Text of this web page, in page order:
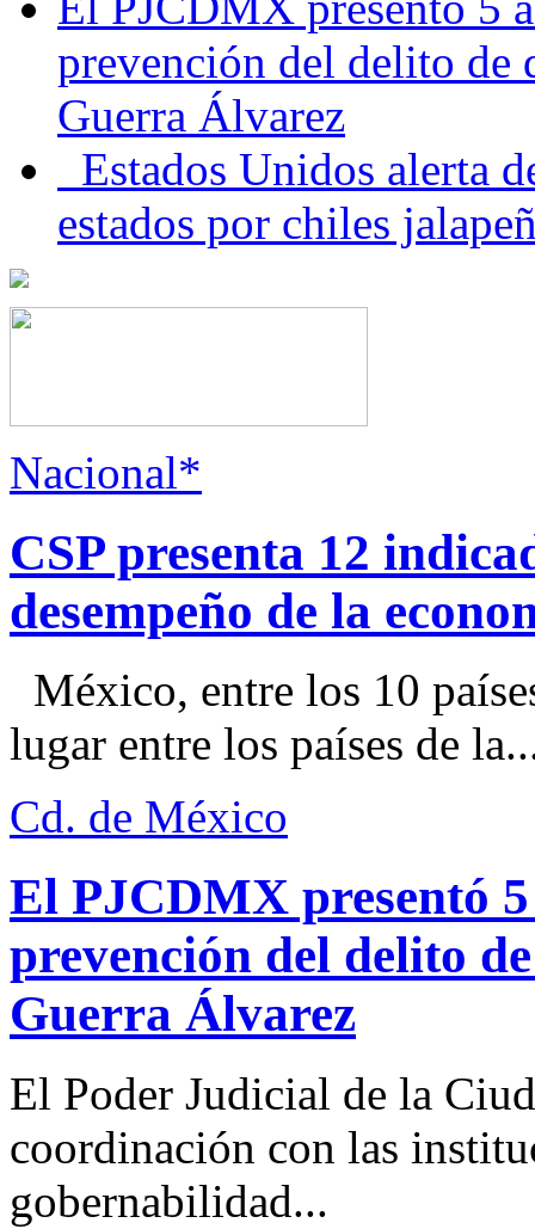
prevención del delito de
Guerra Álvarez
Estados Unidos alerta
estados por chiles
Nacional*
CSP presenta 12
desempeño de la
México, entre los 10
lugar entre los países de
Cd. de México
El PJCDMX presentó
prevención del delito
Guerra Álvarez
El Poder Judicial de la
coordinación con las
gobernabilidad...